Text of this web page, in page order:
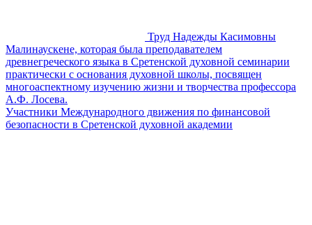
Труд Надежды Касимовны
Малинаускене, которая была преподавателем
древнегреческого языка в Сретенской духовной семинарии
практически с основания духовной школы, посвящен
многоаспектному изучению жизни и творчества профессора
А.Ф. Лосева.
Участники Международного движения по финансовой
безопасности в Сретенской духовной академии